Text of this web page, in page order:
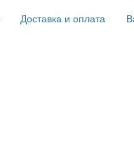
Доставка и оплата